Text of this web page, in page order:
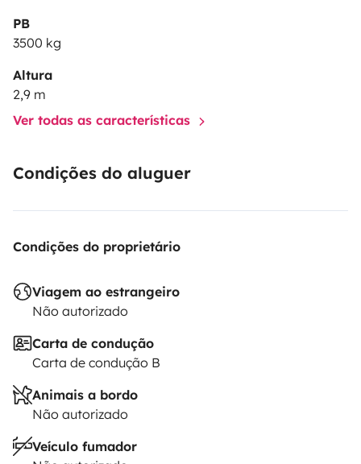
PB
3500 kg
Altura
2,9 m
Ver todas as características
Condições do aluguer
Condições do proprietário
Viagem ao estrangeiro
Não autorizado
Carta de condução
Carta de condução B
Animais a bordo
Não autorizado
Veículo fumador